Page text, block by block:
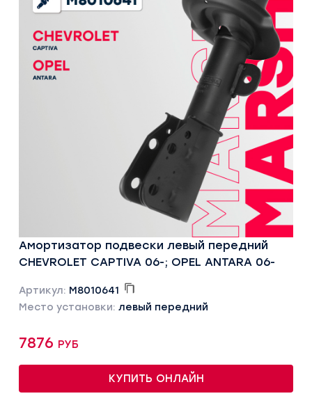
Амортизатор подвески левый передний
CHEVROLET CAPTIVA 06-; OPEL ANTARA 06-
Артикул: M8010641
Место установки: левый передний
7876 руб
КУПИТЬ ОНЛАЙН